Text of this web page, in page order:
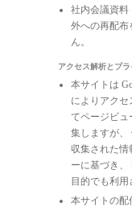
社内会議資料
外への再配布
ん。
アクセス解析とプ
本サイトは
によりアクセ
てページビュ
集しますが、
収集された情
ーに基づき
目的でも利用
本サイトの配